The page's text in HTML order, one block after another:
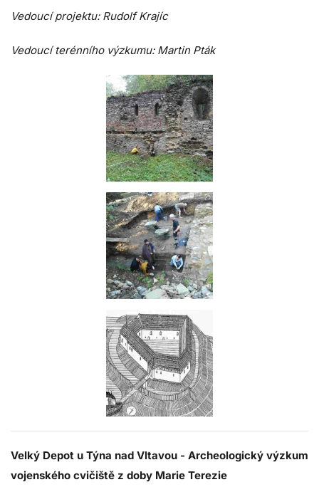
Vedoucí projektu: Rudolf Krajíc
Vedoucí terénního výzkumu: Martin Pták
Velký Depot u Týna nad Vltavou - Archeologický výzkum
vojenského cvičiště z doby Marie Terezie